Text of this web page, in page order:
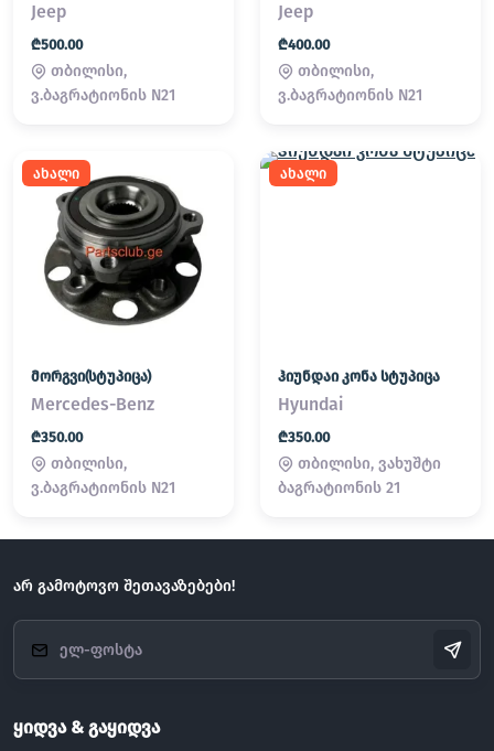
Jeep
₾500.00
თბილისი,
ვ.ბაგრატიონის N21
Jeep
₾400.00
თბილისი,
ვ.ბაგრატიონის N21
ახალი
მორგვი(სტუპიცა)
Mercedes-Benz
₾350.00
თბილისი,
ვ.ბაგრატიონის N21
ახალი
ჰიუნდაი კონა სტუპიცა
Hyundai
₾350.00
თბილისი, ვახუშტი
ბაგრატიონის 21
არ გამოტოვო შეთავაზებები!
ყიდვა & გაყიდვა